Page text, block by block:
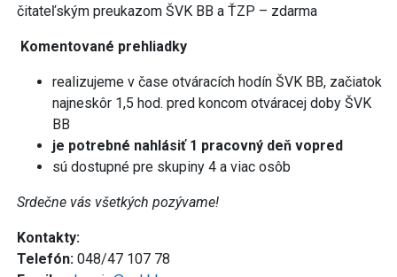
čitateľským preukazom ŠVK BB a ŤZP – zdarma
Komentované prehliadky
realizujeme v čase otváracích hodín ŠVK BB, začiatok
najneskôr 1,5 hod. pred koncom otváracej doby ŠVK
BB
je potrebné nahlásiť 1 pracovný deň vopred
sú dostupné pre skupiny 4 a viac osôb
Srdečne vás všetkých pozývame!
Kontakty:
Telefón: 048/47 107 78